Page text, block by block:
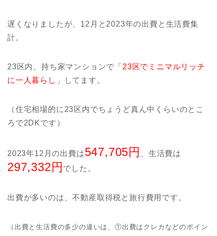
遅くなりましたが、12月と2023年の出費と生活費集
計。
23区内、持ち家マンションで「 23区でミニマルリッチ
に一人暮らし 」してます 。
（住宅相場的に23区内でちょうど真ん中くらいのとこ
ろで2DKです）
2023年12月の出費は547,705円 、生活費は
297,332円 でした。
出費が多いのは、不動産取得税と旅行費用です。
（出費と生活費の多少の違いは、①出費はクレカなどのポイン